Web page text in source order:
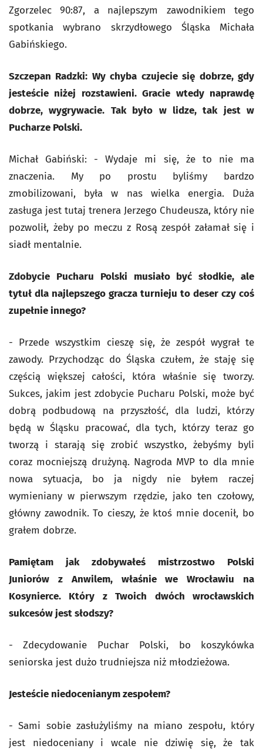
Zgorzelec 90:87, a najlepszym zawodnikiem tego
spotkania wybrano skrzydłowego Śląska Michała
Gabińskiego.
Szczepan Radzki: Wy chyba czujecie się dobrze, gdy
jesteście niżej rozstawieni. Gracie wtedy naprawdę
dobrze, wygrywacie. Tak było w lidze, tak jest w
Pucharze Polski.
Michał Gabiński: - Wydaje mi się, że to nie ma
znaczenia. My po prostu byliśmy bardzo
zmobilizowani, była w nas wielka energia. Duża
zasługa jest tutaj trenera Jerzego Chudeusza, który nie
pozwolił, żeby po meczu z Rosą zespół załamał się i
siadł mentalnie.
Zdobycie Pucharu Polski musiało być słodkie, ale
tytuł dla najlepszego gracza turnieju to deser czy coś
zupełnie innego?
- Przede wszystkim cieszę się, że zespół wygrał te
zawody. Przychodząc do Śląska czułem, że staję się
częścią większej całości, która właśnie się tworzy.
Sukces, jakim jest zdobycie Pucharu Polski, może być
dobrą podbudową na przyszłość, dla ludzi, którzy
będą w Śląsku pracować, dla tych, którzy teraz go
tworzą i starają się zrobić wszystko, żebyśmy byli
coraz mocniejszą drużyną. Nagroda MVP to dla mnie
nowa sytuacja, bo ja nigdy nie byłem raczej
wymieniany w pierwszym rzędzie, jako ten czołowy,
główny zawodnik. To cieszy, że ktoś mnie docenił, bo
grałem dobrze.
Pamiętam jak zdobywałeś mistrzostwo Polski
Juniorów z Anwilem, właśnie we Wrocławiu na
Kosynierce. Który z Twoich dwóch wrocławskich
sukcesów jest słodszy?
- Zdecydowanie Puchar Polski, bo koszykówka
seniorska jest dużo trudniejsza niż młodzieżowa.
Jesteście niedocenianym zespołem?
- Sami sobie zasłużyliśmy na miano zespołu, który
jest niedoceniany i wcale nie dziwię się, że tak